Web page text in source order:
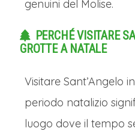
genuini del Molise.
PERCHÉ VISITARE
GROTTE A NATALE
Visitare Sant’Angelo
periodo natalizio
luogo dove il tempo